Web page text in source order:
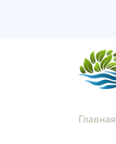
Главная